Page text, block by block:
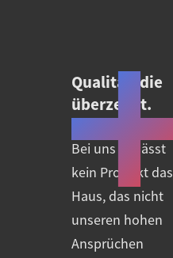
Qualität, die
überzeugt.
Bei uns verlässt
kein Produkt das
Haus, das nicht
unseren hohen
Ansprüchen